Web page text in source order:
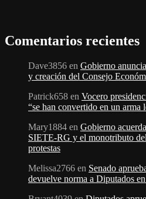
Comentarios recientes
Dave3856 en Gobierno
y creación del Consejo
Patrick658 en Vocero
“se han convertido en un arma
Mary1884 en Gobierno
SIETE-RG y el monotributo
protestas
Melissa2766 en Senado
devuelve norma a Diputados